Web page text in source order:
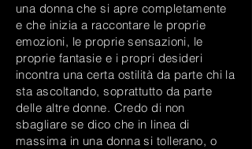
una donna che si apre completamente
e che inizia a raccontare le proprie
emozioni, le proprie sensazioni, le
proprie fantasie e i propri desideri
incontra una certa ostilità da parte chi la
sta ascoltando, soprattutto da parte
delle altre donne. Credo di non
sbagliare se dico che in linea di
massima in una donna si tollerano, o